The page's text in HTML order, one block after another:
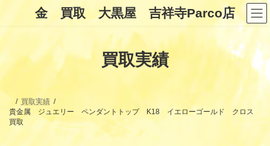
ン
キ
ッ
ー
に
移
金 買取 大黒屋 吉祥寺Parco店
買取実績
買取実績
貴金属 ジュエリー ペンダントトップ K18 イエローゴールド クロス
買取